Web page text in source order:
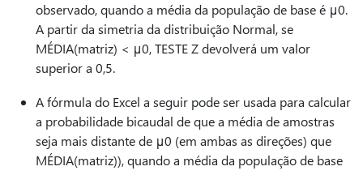
observado, quando a média da população de base é μ0.
A partir da simetria da distribuição Normal, se
MÉDIA(matriz) < μ0, TESTE Z devolverá um valor
superior a 0,5.
A fórmula do Excel a seguir pode ser usada para calcular
a probabilidade bicaudal de que a média de amostras
seja mais distante de μ0 (em ambas as direções) que
MÉDIA(matriz)), quando a média da população de base